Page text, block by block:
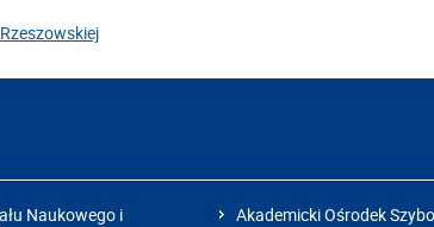
Naukowego i
Akademicki Ośrodek